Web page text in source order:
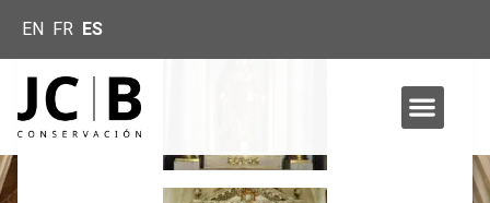
EN FR ES